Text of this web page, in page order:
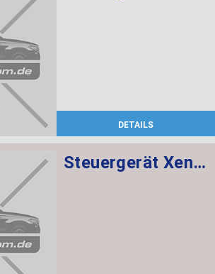
DETAILS
Steuergerät Xenon-Licht